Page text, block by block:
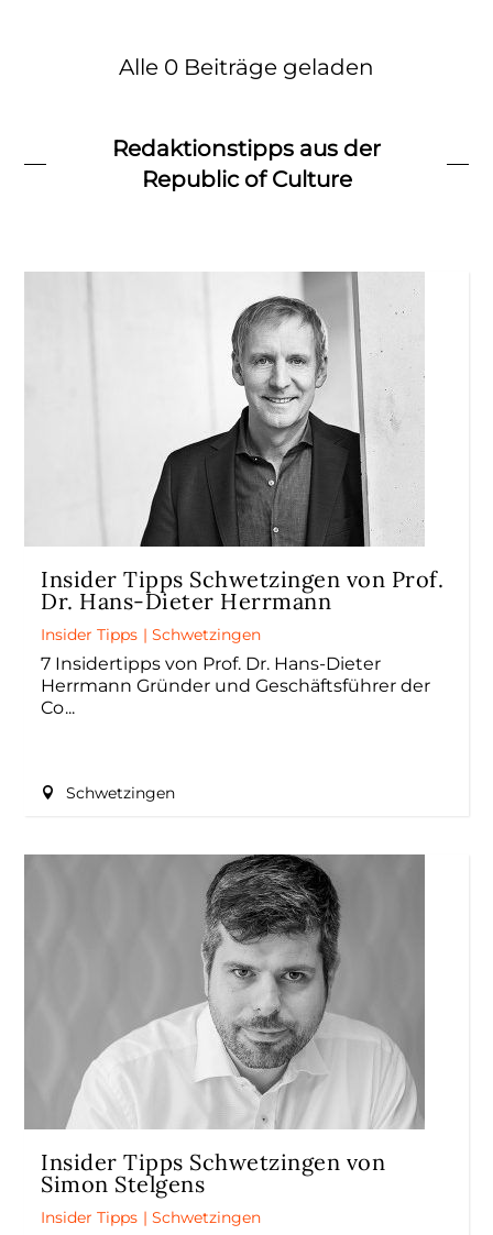
Alle 0 Beiträge geladen
Redaktionstipps aus der
Republic of Culture
Insider Tipps Schwetzingen von Prof.
Dr. Hans-Dieter Herrmann
Insider Tipps |Schwetzingen
7 Insidertipps von Prof. Dr. Hans-Dieter
Herrmann Gründer und Geschäftsführer der
Co
Schwetzingen
Insider Tipps Schwetzingen von
Simon Stelgens
Insider Tipps |Schwetzingen